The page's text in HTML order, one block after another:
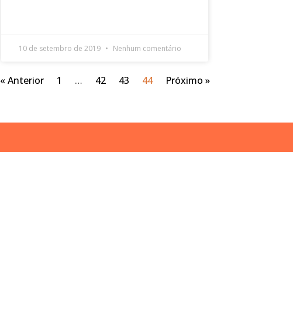
10 de setembro de 2019 Nenhum comentário
« Anterior 1 … 42 43 44 Próximo »